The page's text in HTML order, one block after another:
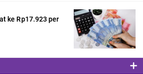
ke Rp17.923 per